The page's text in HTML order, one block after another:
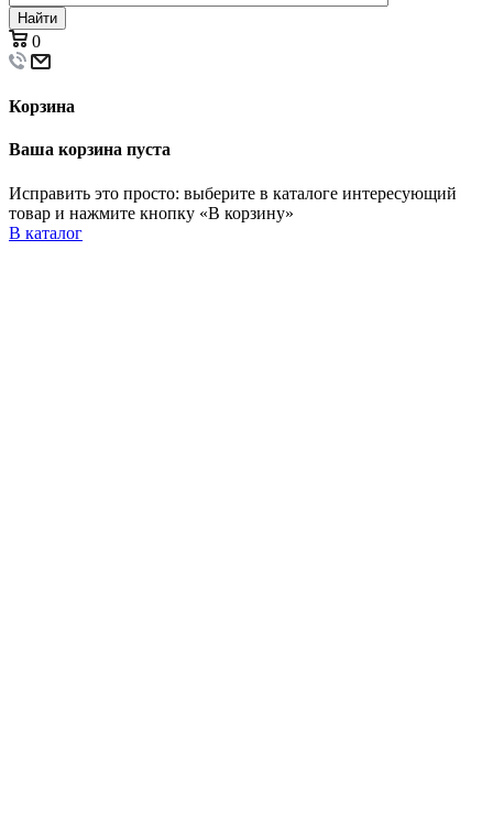
Найти
0
Корзина
Ваша корзина пуста
Исправить это просто: выберите в каталоге интересующий
товар и нажмите кнопку «В корзину»
В каталог